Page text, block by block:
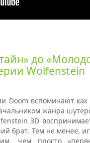
до
Wolfenstein
Doom вспоминают как
жанра
3D
брат. Тем не менее,
чем просто